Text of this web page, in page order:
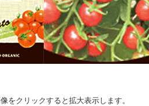
をクリックすると拡大表示します。